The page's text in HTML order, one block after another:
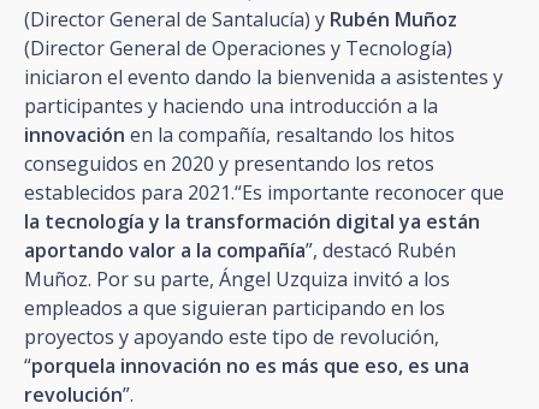
(Director General de Santalucía) y Rubén Muñoz
(Director General de Operaciones y Tecnología)
iniciaron el evento dando la bienvenida a asistentes y
participantes y haciendo una introducción a la
innovación en la compañía, resaltando los hitos
conseguidos en 2020 y presentando los retos
establecidos para 2021.“Es importante reconocer que
la tecnología y la transformación digital ya están
aportando valor a la compañía”, destacó Rubén
Muñoz. Por su parte, Ángel Uzquiza invitó a los
empleados a que siguieran participando en los
proyectos y apoyando este tipo de revolución,
“porquela innovación no es más que eso, es una
revolución”.